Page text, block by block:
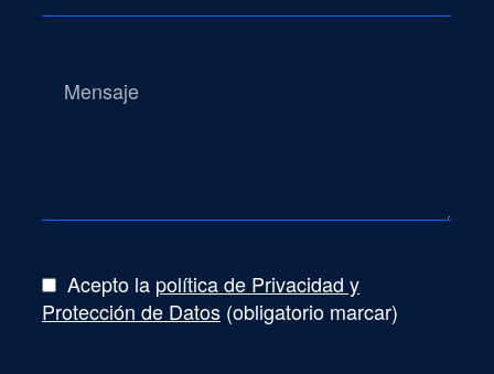
Acepto la política de Privacidad y
Protección de Datos (obligatorio marcar)